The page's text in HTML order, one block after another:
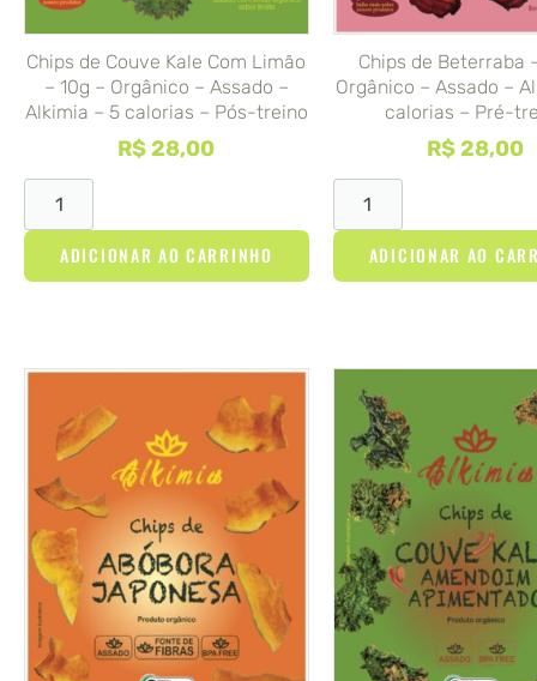
Chips de Couve Kale Com Limão
– 10g – Orgânico – Assado –
Alkimia – 5 calorias – Pós-treino
R$28,00
ADICIONAR AO CARRINHO
Chips de Beterraba
Orgânico – Assado –
calorias – Pré-
R$28,00
ADICIONAR AO